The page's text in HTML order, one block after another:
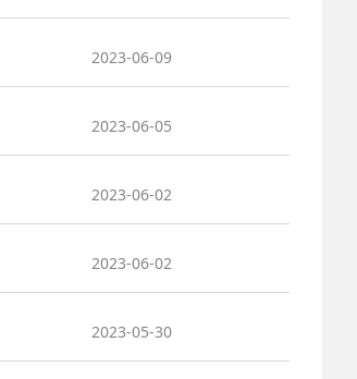
2024-03-04
2026-06-18
2026-02-25
2025-08-28
2023-06-09
2023-06-05
2023-06-02
2023-06-02
2023-05-30